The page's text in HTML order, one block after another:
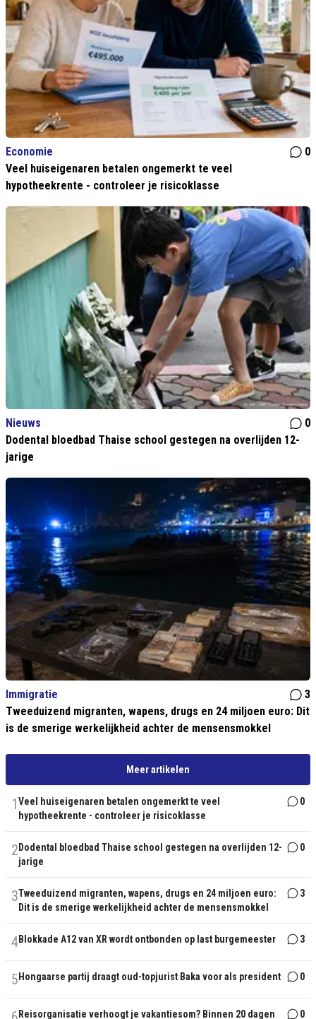
Economie
0
Veel huiseigenaren betalen ongemerkt te veel
hypotheekrente - controleer je risicoklasse
Nieuws
0
Dodental bloedbad Thaise school gestegen na overlijden 12-
jarige
Immigratie
3
Tweeduizend migranten, wapens, drugs en 24 miljoen euro: Dit
is de smerige werkelijkheid achter de mensensmokkel
Meer artikelen
1Veel huiseigenaren betalen ongemerkt te veel
hypotheekrente - controleer je risicoklasse
0
2 Dodental bloedbad Thaise school gestegen na overlijden 12-
jarige
0
3Tweeduizend migranten, wapens, drugs en 24 miljoen euro:
Dit is de smerige werkelijkheid achter de mensensmokkel
3
4Blokkade A12 van XR wordt ontbonden op last burgemeester 3
5 Hongaarse partij draagt oud-topjurist Baka voor als president 0
Reisorganisatie verhoogt je vakantiesom? Binnen 20 dagen 0